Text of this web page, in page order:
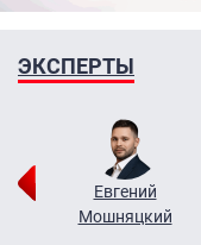
ЭКСПЕРТЫ
Евгений
Мошняцкий